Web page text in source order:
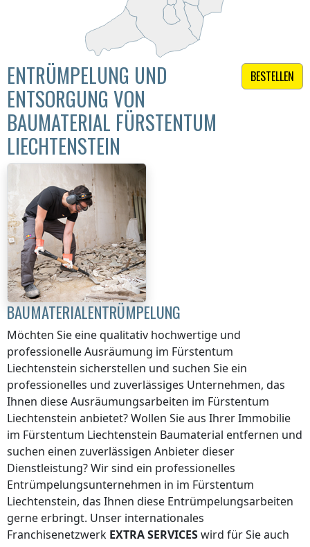
BESTELLEN
ENTRÜMPELUNG UND
ENTSORGUNG VON
BAUMATERIAL FÜRSTENTUM
LIECHTENSTEIN
BAUMATERIALENTRÜMPELUNG
Möchten Sie eine qualitativ hochwertige und
professionelle Ausräumung im Fürstentum
Liechtenstein sicherstellen und suchen Sie ein
professionelles und zuverlässiges Unternehmen, das
Ihnen diese Ausräumungsarbeiten im Fürstentum
Liechtenstein anbietet? Wollen Sie aus Ihrer Immobilie
im Fürstentum Liechtenstein Baumaterial entfernen und
suchen einen zuverlässigen Anbieter dieser
Dienstleistung? Wir sind ein professionelles
Entrümpelungsunternehmen in im Fürstentum
Liechtenstein, das Ihnen diese Entrümpelungsarbeiten
gerne erbringt. Unser internationales
Franchisenetzwerk EXTRA SERVICESwird für Sie auch